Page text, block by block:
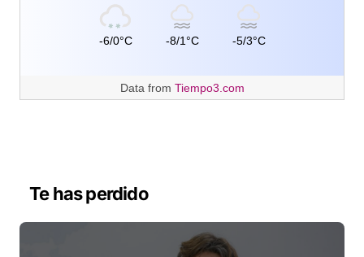
-6/0°C -8/1°C -5/3°C
Data from Tiempo3.com
Te has perdido